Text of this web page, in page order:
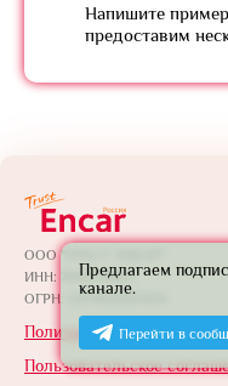
Напишите
предоставим
ООО "ТРАСТ ЭНКАР"
ИНН: 7801739565
ОГРН: 1257800005924
Политика
Пользовательское
Предлагаем
канале.
Перейти в